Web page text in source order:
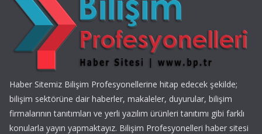
Haber Sitemiz Bilişim Profesyonellerine hitap edecek şekilde;
bilişim sektörüne dair haberler, makaleler, duyurular, bilişim
firmalarının tanıtımları ve yerli yazılım ürünleri tanıtımı gibi farklı
konularla yayın yapmaktayız. Bilişim Profesyonelleri haber sitesi